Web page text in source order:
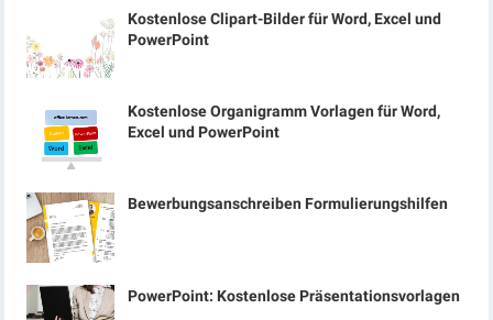
Kostenlose Clipart-Bilder für Word, Excel und
PowerPoint
Kostenlose Organigramm Vorlagen für Word,
Excel und PowerPoint
Bewerbungsanschreiben Formulierungshilfen
PowerPoint: Kostenlose Präsentationsvorlagen